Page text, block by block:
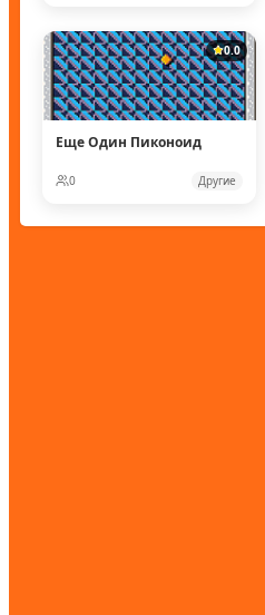
0.0
Еще Один Пиконоид
0 Другие